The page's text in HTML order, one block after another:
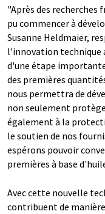
"Après des recherches
pu commencer à
Susanne Heldmaier,
l'innovation technique
d'une étape
des premières
nous permettra de
non seulement
également à la
le soutien de nos
espérons pouvoir
premières à base
Avec cette nouvelle
contribuent de